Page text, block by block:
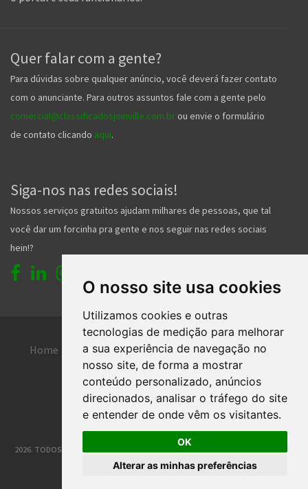
O nosso site usa cookies
Utilizamos cookies e outras
tecnologias de medição para melhorar
a sua experiência de navegação no
nosso site, de forma a mostrar
conteúdo personalizado, anúncios
direcionados, analisar o tráfego do site
e entender de onde vêm os visitantes.
OK
Alterar as minhas preferências
Siga-nos nas redes sociais!
Nossos serviços gratuitos ajudam milhares de pessoas, que tal
você dar um forcinha pra gente e nos seguir nas redes sociais
Home Entrar Faça seu cadastro
Contato Central de ajuda
Termos de uso Inserir anúncio grátis
2026. TODOS OS DIREITOS RESERVADOS. | DESENVOLVIMENTO E HOSPEDAGEM
CLASSIFICADOS JOINVILLE